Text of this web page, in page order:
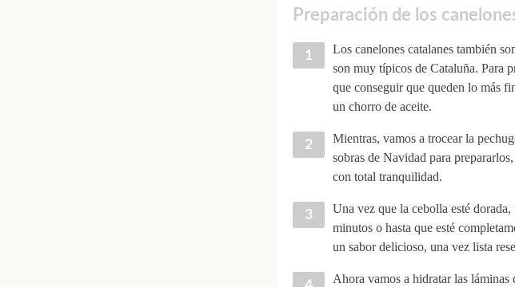
Preparación de los
Los canelones catalanes también
son muy típicos de Cataluña. Para
que conseguir que queden lo más
un chorro de aceite.
Mientras, vamos a trocear la
sobras de Navidad para
con total tranquilidad.
Una vez que la cebolla esté
minutos o hasta que esté
un sabor delicioso, una vez lista
Ahora vamos a hidratar las